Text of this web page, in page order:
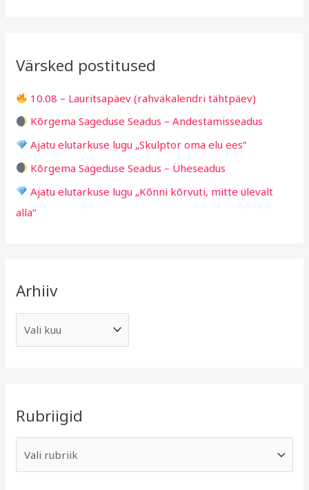
c
f
o
r
:
Värsked postitused
10.08 – Lauritsapäev (rahvakalendri tähtpäev)
Kõrgema Sageduse Seadus – Andestamisseadus
Ajatu elutarkuse lugu „Skulptor oma elu ees“
Kõrgema Sageduse Seadus – Üheseadus
Ajatu elutarkuse lugu „Kõnni kõrvuti, mitte ülevalt
alla“
Arhiiv
Rubriigid
g
i
d